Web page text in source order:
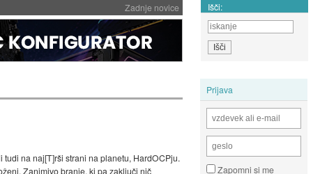
Zadnje novice Išči:
Prijava
Zapomni si me
na naj[T]rši strani na planetu, HardOCPju.
Zanimivo branje, ki pa zaključi nič